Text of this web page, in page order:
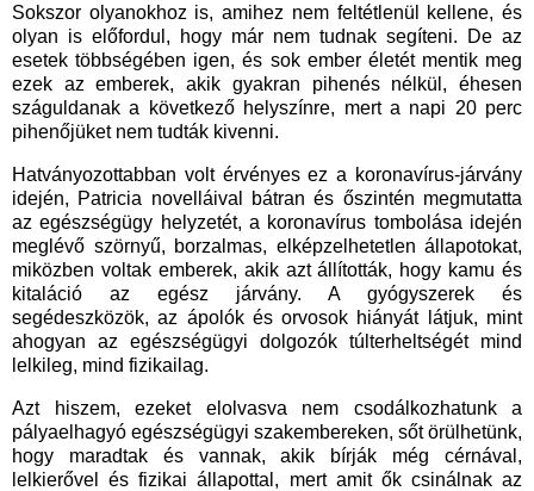
Sokszor olyanokhoz is, amihez nem feltétlenül kellene, és
olyan is előfordul, hogy már nem tudnak segíteni. De az
esetek többségében igen, és sok ember életét mentik meg
ezek az emberek, akik gyakran pihenés nélkül, éhesen
száguldanak a következő helyszínre, mert a napi 20 perc
pihenőjüket nem tudták kivenni.
Hatványozottabban volt érvényes ez a koronavírus-járvány
idején, Patricia novelláival bátran és őszintén megmutatta
az egészségügy helyzetét, a koronavírus tombolása idején
meglévő szörnyű, borzalmas, elképzelhetetlen állapotokat,
miközben voltak emberek, akik azt állították, hogy kamu és
kitaláció az egész járvány. A gyógyszerek és
segédeszközök, az ápolók és orvosok hiányát látjuk, mint
ahogyan az egészségügyi dolgozók túlterheltségét mind
lelkileg, mind fizikailag.
Azt hiszem, ezeket elolvasva nem csodálkozhatunk a
pályaelhagyó egészségügyi szakembereken, sőt örülhetünk,
hogy maradtak és vannak, akik bírják még cérnával,
lelkierővel és fizikai állapottal, mert amit ők csinálnak az